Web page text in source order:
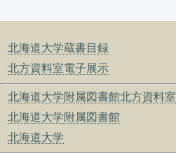
北海道大学蔵書目録
北方資料室電子展示
北海道大学附属図書館北方資料室
北海道大学附属図書館
北海道大学